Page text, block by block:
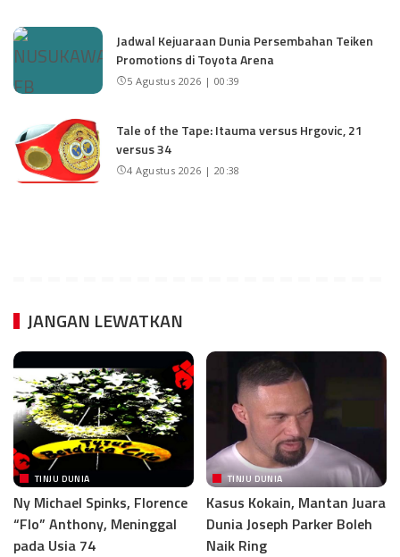
Jadwal Kejuaraan Dunia Persembahan Teiken
Promotions di Toyota Arena
5 Agustus 2026 | 00:39
Tale of the Tape: Itauma versus Hrgovic, 21
versus 34
4 Agustus 2026 | 20:38
JANGAN LEWATKAN
TINJU DUNIA
Ny Michael Spinks, Florence
“Flo” Anthony, Meninggal
pada Usia 74
TINJU DUNIA
Kasus Kokain, Mantan Juara
Dunia Joseph Parker Boleh
Naik Ring